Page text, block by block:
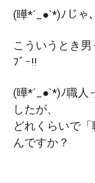
(曄*´_●`*)ﾉじゃ
こういうとき
ﾌﾞｰ!!
(曄*´_●`*)ﾉ職人
したが、
どれくらいで
んですか？